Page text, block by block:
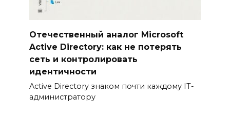
Отечественный аналог Microsoft
Active Directory: как не потерять
сеть и контролировать
идентичности
Active Directory знаком почти каждому IT-
администратору